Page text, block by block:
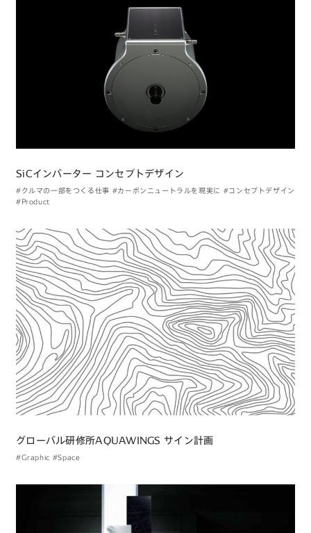
SiCインバーター コンセプトデザイン
#クルマの一部をつくる仕事 #カーボンニュートラルを現実に #コンセプトデザイン
#Product
グローバル研修所AQUAWINGS サイン計画
#Graphic #Space